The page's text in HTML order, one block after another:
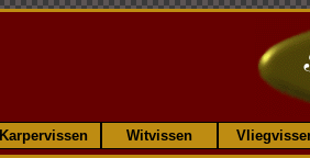
Karpervissen Witvissen